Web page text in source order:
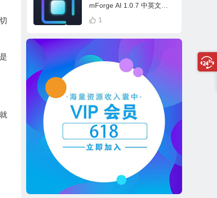
mForge AI 1.0.7 中英文多
语言 Win 本地离线运行
1